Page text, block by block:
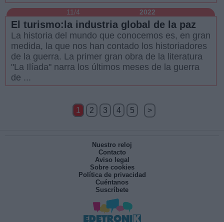
11/4 2022
El turismo:la industria global de la paz
La historia del mundo que conocemos es, en gran
medida, la que nos han contado los historiadores
de la guerra. La primer gran obra de la literatura
"La Ilíada" narra los últimos meses de la guerra
de ...
1 2 3 4 5 >
Nuestro reloj
Contacto
Aviso legal
Sobre cookies
Política de privacidad
Cuéntanos
Suscríbete